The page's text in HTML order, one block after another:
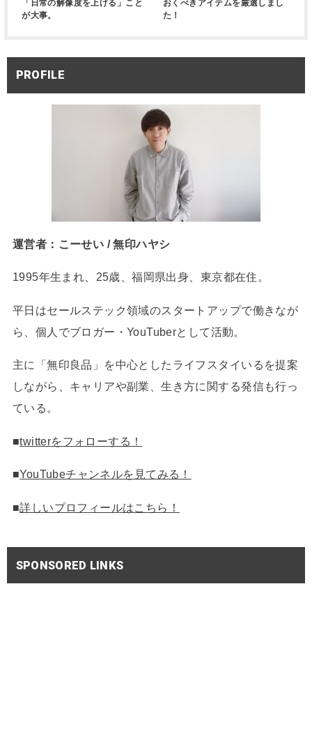
「日常の解像度を上げる」こと
が大事。
おくべきアイテムを厳選しまし
た！
PROFILE
運営者：こーせい / 無印ハヤシ
1995年生まれ、25歳、福岡県出身、東京都在住。
平日はセールステック領域のスタートアップで働きなが
ら、個人でブロガー・YouTuberとして活動。
主に「無印良品」を中心としたライフスタイいるを提案
しながら、キャリアや副業、生き方に関する発信も行っ
ている。
■twitterをフォローする！
■YouTubeチャンネルを見てみる！
■詳しいプロフィールはこちら！
SPONSORED LINKS